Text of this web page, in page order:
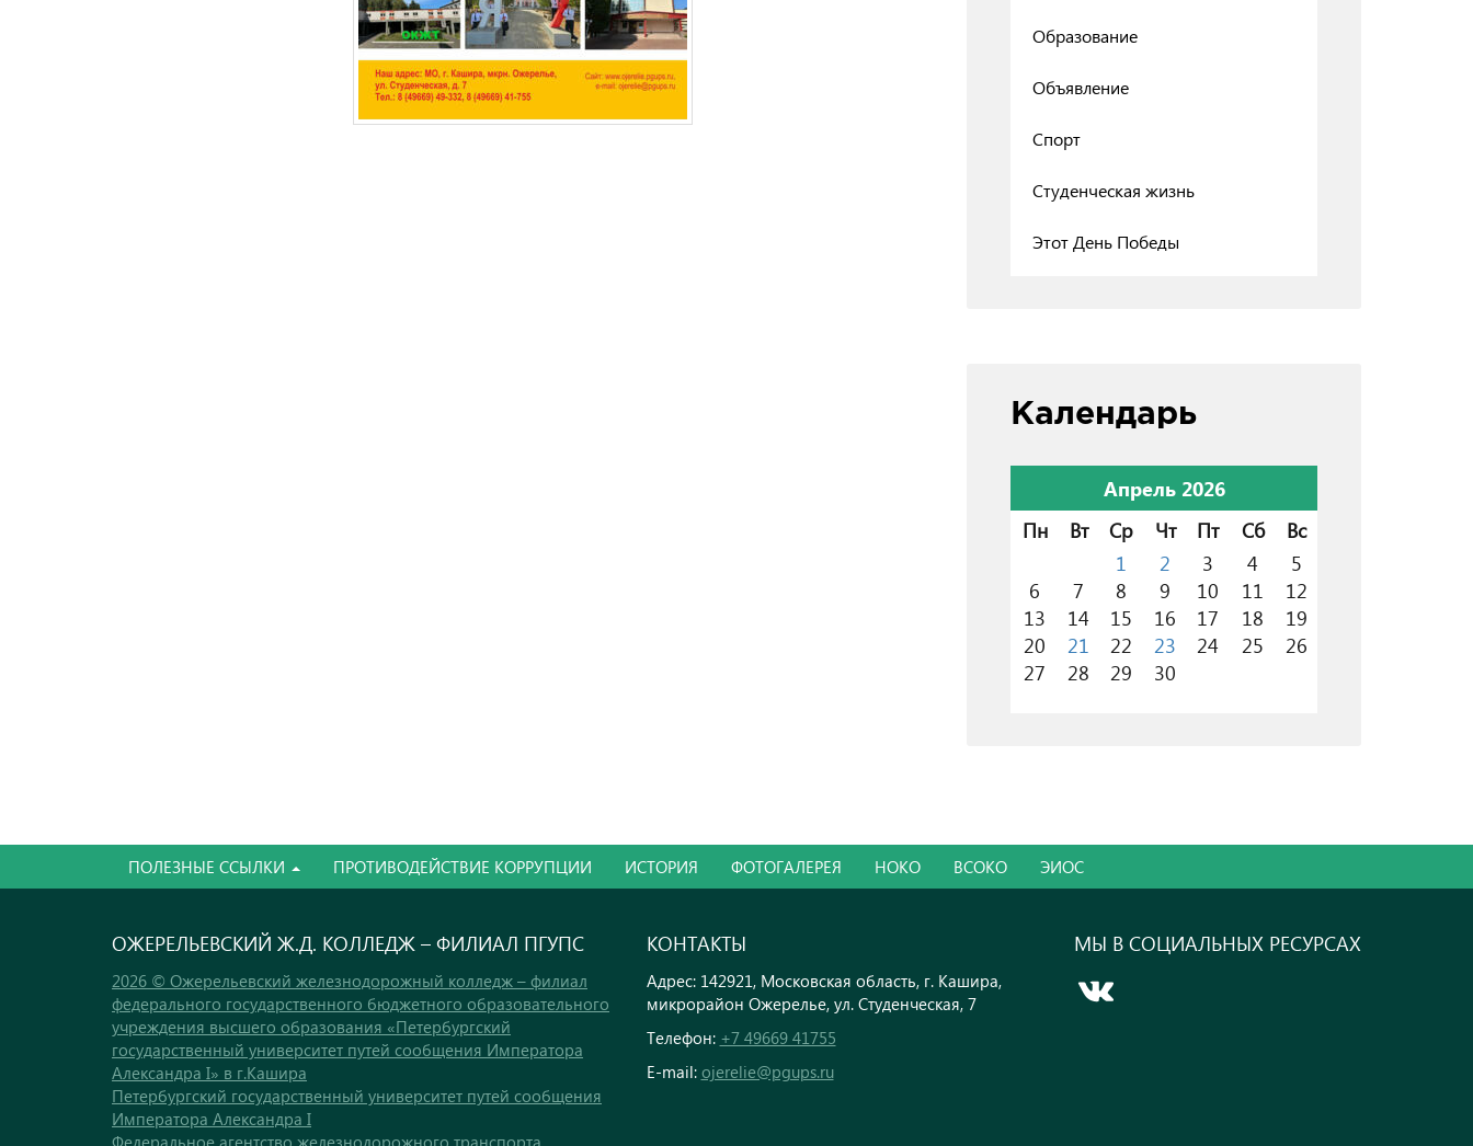
Образование
Объявление
Спорт
Студенческая жизнь
Этот День Победы
Календарь
Апрель 2026
Пн
Вт Ср Чт Пт Сб
Вс
1
2 3 4
5
6
7 8 9 10 11
12
13
14 15 16 17 18
19
20
21 22 23 24 25
26
27
28 29 30
ПОЛЕЗНЫЕ ССЫЛКИ ПРОТИВОДЕЙСТВИЕ КОРРУПЦИИ ИСТОРИЯ ФОТОГАЛЕРЕЯ НОКО ВСОКО ЭИОС
ОЖЕРЕЛЬЕВСКИЙ Ж.Д. КОЛЛЕДЖ – ФИЛИАЛ ПГУПС
2026 © Ожерельевский железнодорожный колледж – филиал
федерального государственного бюджетного образовательного
учреждения высшего образования «Петербургский
государственный университет путей сообщения Императора
Александра I» в г.Кашира
Петербургский государственный университет путей сообщения
Императора Александра I
Федеральное агентство железнодорожного транспорта
КОНТАКТЫ
Адрес: 142921, Московская область, г. Кашира,
микрорайон Ожерелье, ул. Студенческая, 7
Телефон: +7 49669 41755
E-mail: ojerelie@pgups.ru
МЫ В СОЦИАЛЬНЫХ РЕСУРСАХ